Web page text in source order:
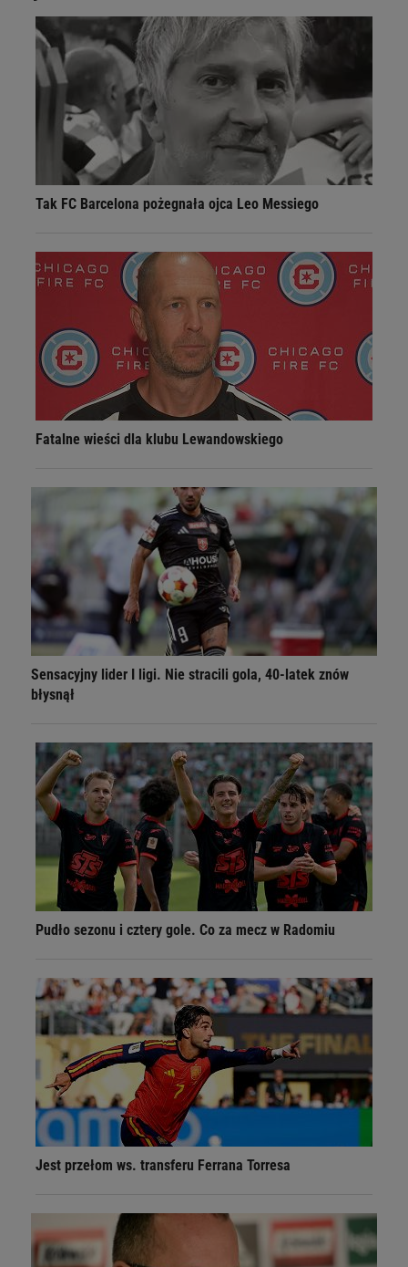
Tak FC Barcelona pożegnała ojca Leo Messiego
Fatalne wieści dla klubu Lewandowskiego
Sensacyjny lider I ligi. Nie stracili gola, 40-latek znów
błysnął
Pudło sezonu i cztery gole. Co za mecz w Radomiu
Jest przełom ws. transferu Ferrana Torresa